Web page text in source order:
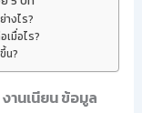
งไร?
เมื่อไร?
น?
านเนียน ข้อมูล